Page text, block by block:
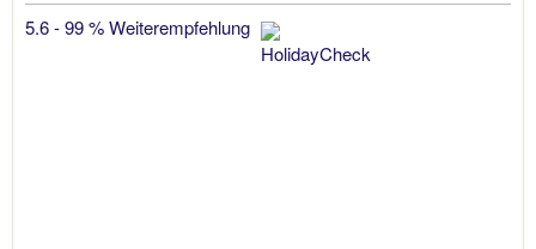
5.6 - 99 % Weiterempfehlung